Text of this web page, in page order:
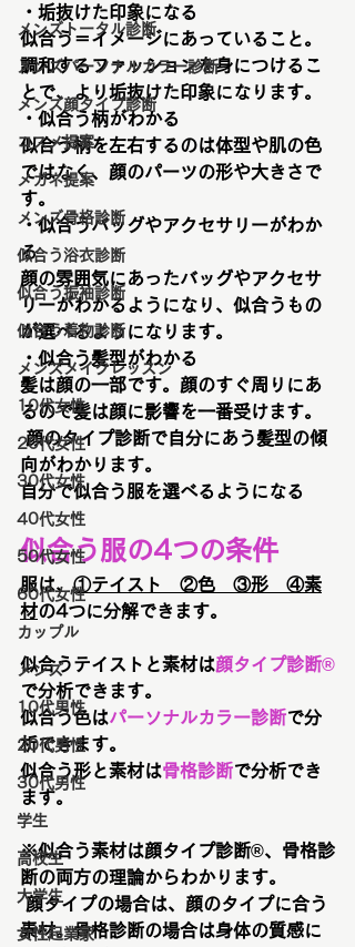
メンズトータル診断
メンズパーソナルカラー診断
メンズ顔タイプ診断
コスメ提案
メガネ提案
メンズ骨格診断
似合う浴衣診断
似合う振袖診断
似合う着物診断
メンズメイクレッスン
10代女性
20代女性
30代女性
40代女性
50代女性
60代女性
カップル
メンズ
10代男性
20代男性
30代男性
学生
高校生
大学生
女性起業家
・垢抜けた印象になる
似合う＝イメージにあっていること。
調和するファッションを身につけるこ
とで、より垢抜けた印象になります。
・似合う柄がわかる
似合う柄を左右するのは体型や肌の色
ではなく、顔のパーツの形や大きさで
す。
・似合うバッグやアクセサリーがわか
る
顔の雰囲気にあったバッグやアクセサ
リーがわかるようになり、似合うもの
が選べるようになります。
・似合う髪型がわかる
髪は顔の一部です。顔のすぐ周りにあ
るので髪は顔に影響を一番受けます。
顔のタイプ診断で自分にあう髪型の傾
向がわかります。
自分で似合う服を選べるようになる
似合う服の4つの条件
服は、①テイスト　②色　③形　④素
材の4つに分解できます。
似合うテイストと素材は顔タイプ診断®
で分析できます。
似合う色はパーソナルカラー診断で分
析できます。
似合う形と素材は骨格診断で分析でき
ます。
※似合う素材は顔タイプ診断®、骨格診
断の両方の理論からわかります。
顔タイプの場合は、顔のタイプに合う
素材。骨格診断の場合は身体の質感に